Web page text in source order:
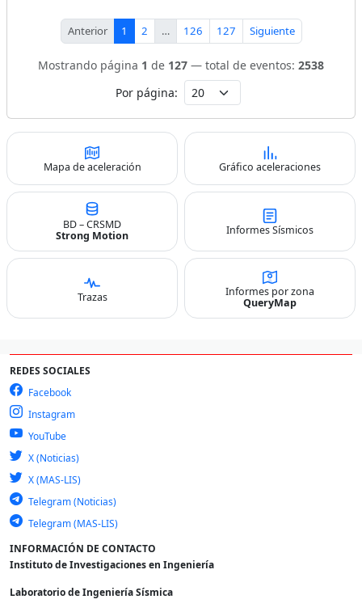
Anterior 1 2 … 126 127 Siguiente
Mostrando página 1 de 127 — total de eventos: 2538
Por página:
Mapa de aceleración Gráfico aceleraciones
BD – CRSMD
Strong Motion
Informes Sísmicos
Trazas
Informes por zona
QueryMap
REDES SOCIALES
Facebook
Instagram
YouTube
X (Noticias)
X (MAS-LIS)
Telegram (Noticias)
Telegram (MAS-LIS)
INFORMACIÓN DE CONTACTO
Instituto de Investigaciones en Ingeniería
Laboratorio de Ingeniería Sísmica